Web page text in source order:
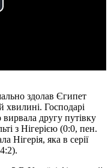
здолав Єгипет
хвилині. Господарі
вирвала другу путівку
з Нігерією (0:0, пен.
Нігерія, яка в серії